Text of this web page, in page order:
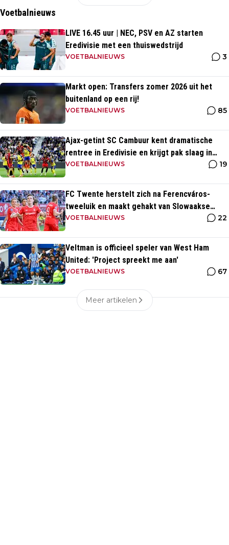
Voetbalnieuws
LIVE 16.45 uur | NEC, PSV en AZ starten
Eredivisie met een thuiswedstrijd
VOETBALNIEUWS 3
Markt open: Transfers zomer 2026 uit het
buitenland op een rij!
VOETBALNIEUWS 85
Ajax-getint SC Cambuur kent dramatische
rentree in Eredivisie en krijgt pak slaag in
eigen huis
VOETBALNIEUWS 19
FC Twente herstelt zich na Ferencváros-
tweeluik en maakt gehakt van Slowaakse
opponent
VOETBALNIEUWS 22
Veltman is officieel speler van West Ham
United: 'Project spreekt me aan'
VOETBALNIEUWS 67
Meer artikelen